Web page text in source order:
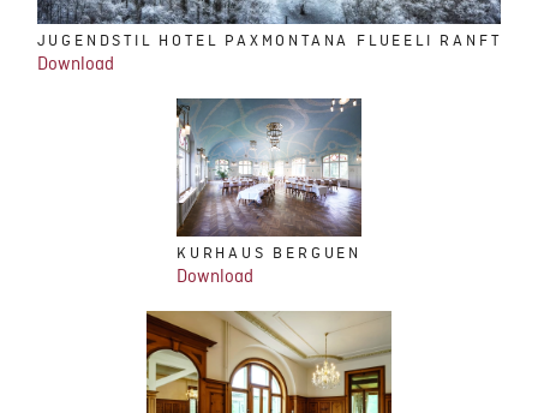
JUGENDSTIL HOTEL PAXMONTANA FLUEELI RANFT
Download
KURHAUS BERGUEN
Download